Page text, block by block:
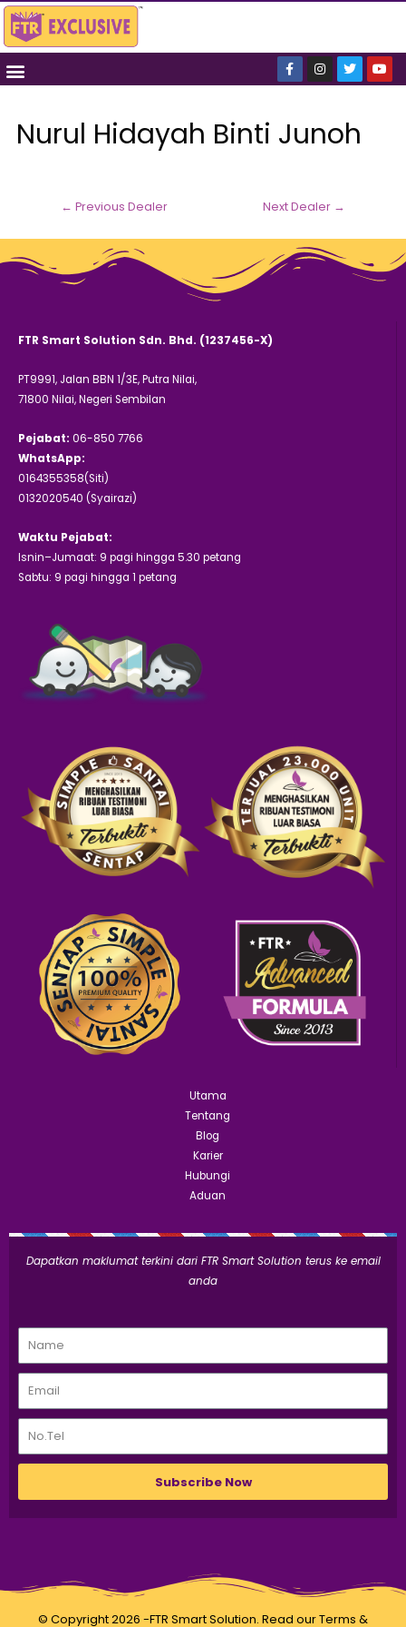
Nurul Hidayah Binti Junoh
← Previous Dealer Next Dealer →
FTR Smart Solution Sdn. Bhd. (1237456-X)
PT9991, Jalan BBN 1/3E, Putra Nilai,
71800 Nilai, Negeri Sembilan
Pejabat: 06-850 7766
WhatsApp:
0164355358(Siti)
0132020540 (Syairazi)
Waktu Pejabat:
Isnin–Jumaat: 9 pagi hingga 5.30 petang
Sabtu: 9 pagi hingga 1 petang
Utama
Tentang
Blog
Karier
Hubungi
Aduan
Dapatkan maklumat terkini dari FTR Smart Solution terus ke email
anda
Subscribe Now
© Copyright 2026 -FTR Smart Solution. Read ourTerms &